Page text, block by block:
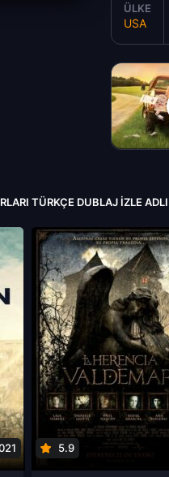
ÜLKE
USA
TÜRKÇE DUBLAJ IZLE
5.9